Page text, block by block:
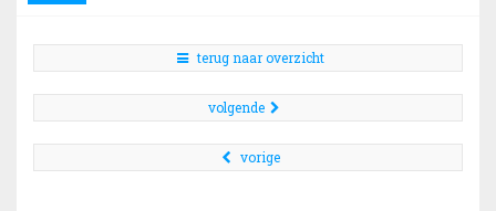
terug naar overzicht
volgende
vorige